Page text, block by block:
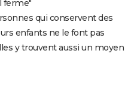
ferme"
qui conservent des
enfants ne le font pas
y trouvent aussi un moyen